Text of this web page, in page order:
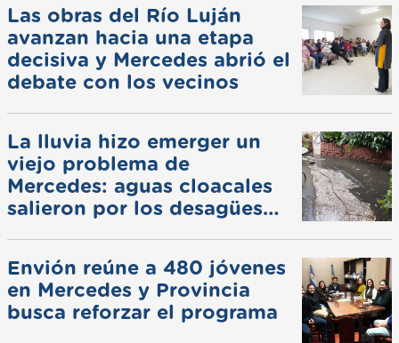
Las obras del Río Luján
avanzan hacia una etapa
decisiva y Mercedes abrió el
debate con los vecinos
La lluvia hizo emerger un
viejo problema de
Mercedes: aguas cloacales
salieron por los desagües
Envión reúne a 480 jóvenes
en Mercedes y Provincia
busca reforzar el programa